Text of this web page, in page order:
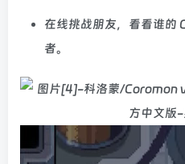
在线挑战朋友，看看谁的
者。